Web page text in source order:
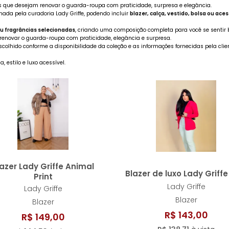
LARANJA
MARSALA
ROSA BEBÊ
ROSA LOVE
TELHA TERRA
desejam renovar o guarda-roupa com praticidade, surpresa e elegância.
pela curadoria Lady Griffe, podendo incluir blazer, calça, vestido, bolsa ou
fragrâncias selecionadas, criando uma composição completa para você se
o guarda-roupa com praticidade, elegância e surpresa.
conforme a disponibilidade da coleção e as informações fornecidas pela
estilo e luxo acessível.
Lady Griffe Animal
Print
Lady Griffe
Blazer
R$ 149,00
Blazer de luxo Lady
Lady Griffe
Blazer
R$ 143,00